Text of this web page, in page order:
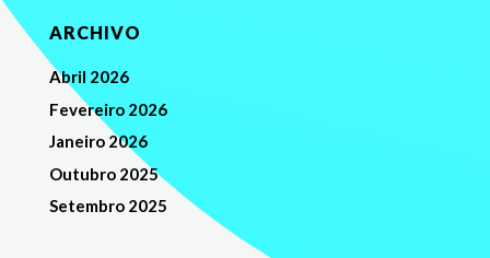
ARCHIVO
Abril 2026
Fevereiro 2026
Janeiro 2026
Outubro 2025
Setembro 2025